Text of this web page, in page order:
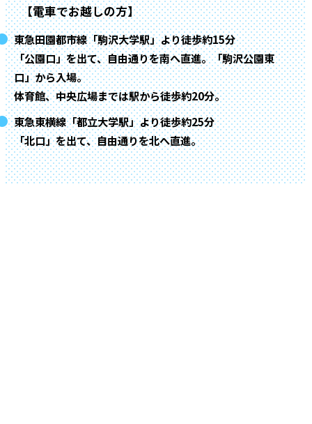
【電車でお越しの方】
東急田園都市線「駒沢大学駅」より徒歩約15分
「公園口」を出て、自由通りを南へ直進。「駒沢公園東
口」から入場。
体育館、中央広場までは駅から徒歩約20分。
東急東横線「都立大学駅」より徒歩約25分
「北口」を出て、自由通りを北へ直進。